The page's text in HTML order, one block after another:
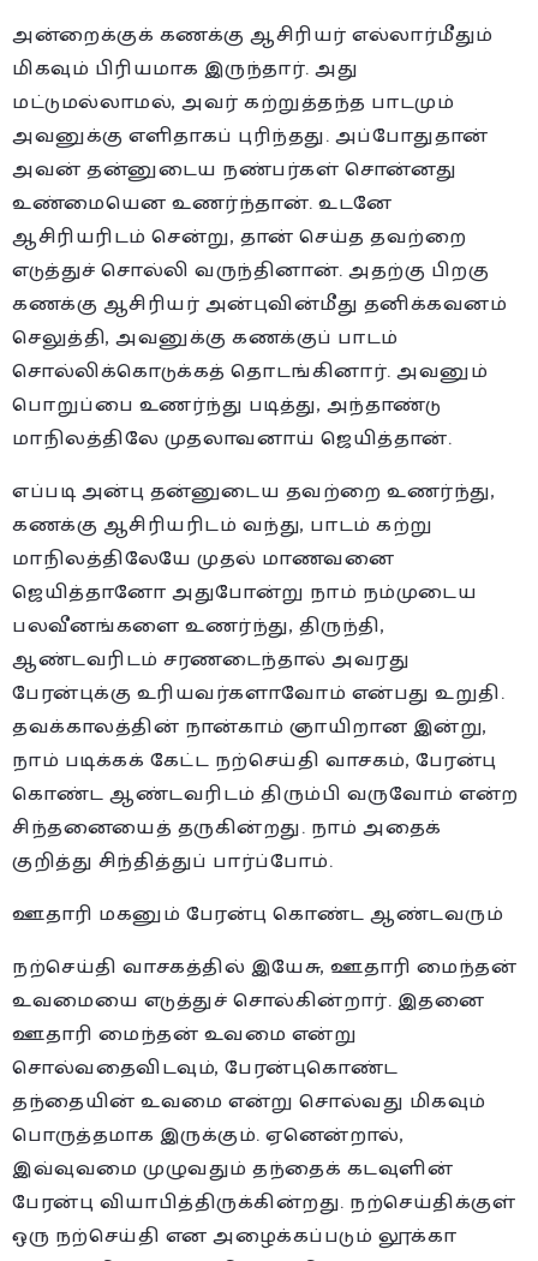
அன்றைக்குக் கணக்கு ஆசிரியர் எல்லார்மீதும்
மிகவும் பிரியமாக இருந்தார். அது
மட்டுமல்லாமல், அவர் கற்றுத்தந்த பாடமும்
அவனுக்கு எளிதாகப் புரிந்தது. அப்போதுதான்
அவன் தன்னுடைய நண்பர்கள் சொன்னது
உண்மையென உணர்ந்தான். உடனே
ஆசிரியரிடம் சென்று, தான் செய்த தவற்றை
எடுத்துச் சொல்லி வருந்தினான். அதற்கு பிறகு
கணக்கு ஆசிரியர் அன்புவின்மீது தனிக்கவனம்
செலுத்தி, அவனுக்கு கணக்குப் பாடம்
சொல்லிக்கொடுக்கத் தொடங்கினார். அவனும்
பொறுப்பை உணர்ந்து படித்து, அந்தாண்டு
மாநிலத்திலே முதலாவனாய் ஜெயித்தான்.
எப்படி அன்பு தன்னுடைய தவற்றை உணர்ந்து,
கணக்கு ஆசிரியரிடம் வந்து, பாடம் கற்று
மாநிலத்திலேயே முதல் மாணவனை
ஜெயித்தானோ அதுபோன்று நாம் நம்முடைய
பலவீனங்களை உணர்ந்து, திருந்தி,
ஆண்டவரிடம் சரணடைந்தால் அவரது
பேரன்புக்கு உரியவர்களாவோம் என்பது உறுதி.
தவக்காலத்தின் நான்காம் ஞாயிறான இன்று,
நாம் படிக்கக் கேட்ட நற்செய்தி வாசகம், பேரன்பு
கொண்ட ஆண்டவரிடம் திரும்பி வருவோம் என்ற
சிந்தனையைத் தருகின்றது. நாம் அதைக்
குறித்து சிந்தித்துப் பார்ப்போம்.
ஊதாரி மகனும் பேரன்பு கொண்ட ஆண்டவரும்
நற்செய்தி வாசகத்தில் இயேசு, ஊதாரி மைந்தன்
உவமையை எடுத்துச் சொல்கின்றார். இதனை
ஊதாரி மைந்தன் உவமை என்று
சொல்வதைவிடவும், பேரன்புகொண்ட
தந்தையின் உவமை என்று சொல்வது மிகவும்
பொருத்தமாக இருக்கும். ஏனென்றால்,
இவ்வுவமை முழுவதும் தந்தைக் கடவுளின்
பேரன்பு வியாபித்திருக்கின்றது. நற்செய்திக்குள்
ஒரு நற்செய்தி என அழைக்கப்படும் லூக்கா